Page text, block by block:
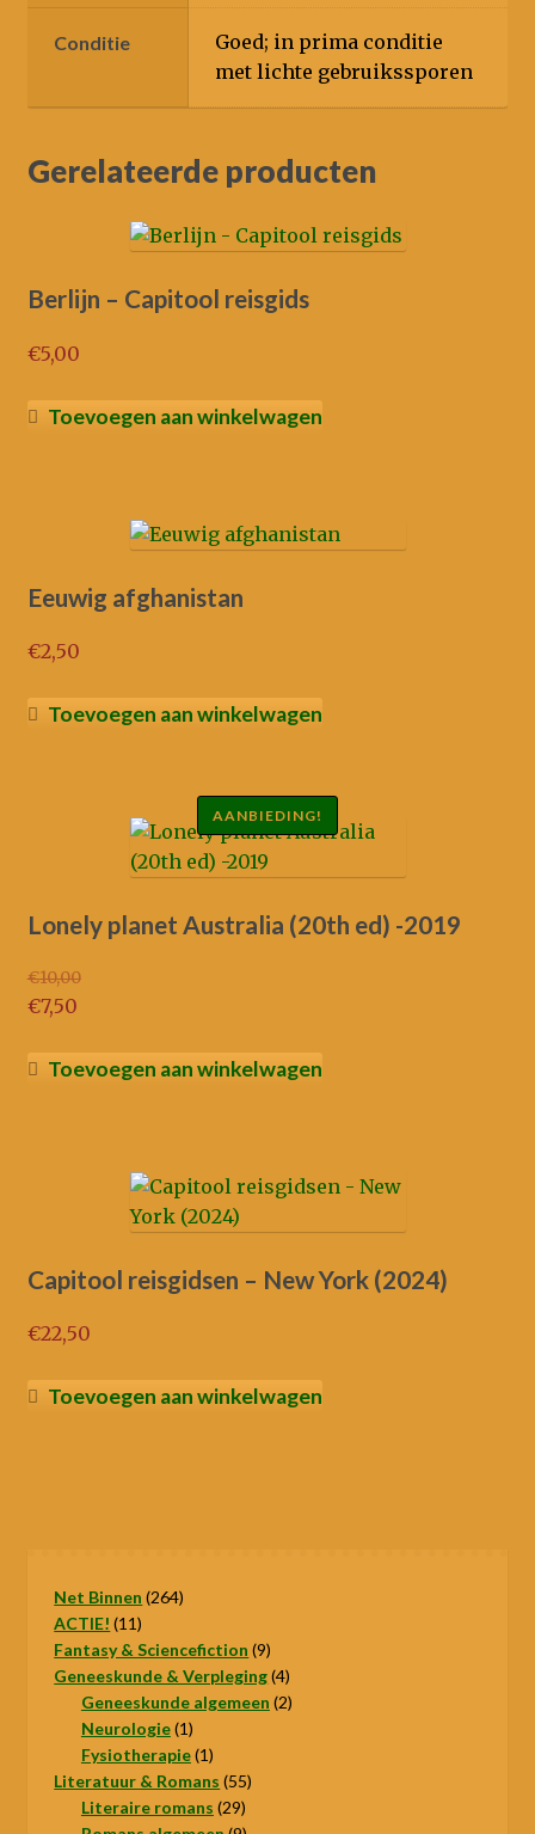
Conditie
Goed; in prima conditie
met lichte gebruikssporen
Gerelateerde producten
Berlijn – Capitool reisgids
€5,00
Toevoegen aan winkelwagen
Eeuwig afghanistan
€2,50
Toevoegen aan winkelwagen
Lonely planet Australia (20th ed) -2019
AANBIEDING!
€10,00
Oorspronkelijke
was:
€7,50
prijsToevoegen aan winkelwagen
Capitool reisgidsen – New York (2024)
€22,50
Toevoegen aan winkelwagen
Net Binnen 264264
ACTIE! 1111
producten
Fantasy & Sciencefiction 99
producten
Geneeskunde & Verpleging 44
producten
Geneeskunde algemeen 22
Neurologie 11
product
Fysiotherapie 11
product
Literatuur & Romans 5555
Literaire romans 2929